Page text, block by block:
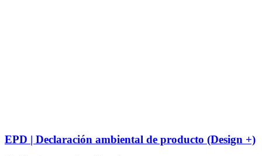
EPD | Declaración ambiental de producto (Design +)